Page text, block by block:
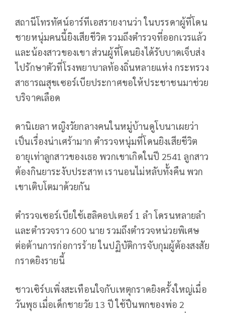
สถานีโทรทัศน์อาร์ทีเอสรายงานว่า ในบรรดาผู้ที่โดน
ชายหนุ่มคนนี้ยิงเสียชีวิต รวมถึงตำรวจที่ออกเวรแล้ว
และน้องสาวของเขา ส่วนผู้ที่โดนยิงได้รับบาดเจ็บส่ง
ไปรักษาตัวที่โรงพยาบาลท้องถิ่นหลายแห่ง กระทรวง
สาธารณสุขเซอร์เบียประกาศขอให้ประชาชนมาช่วย
บริจาคเลือด
ดานิเยลา หญิงวัยกลางคนในหมู่บ้านดูโบนาเผยว่า
เป็นเรื่องน่าเศร้ามาก ตำรวจหนุ่มที่โดนยิงเสียชีวิต
อายุเท่าลูกสาวของเธอ พวกเขาเกิดในปี 2541 ลูกสาว
ต้องกินยาระงับประสาท เรานอนไม่หลับทั้งคืน พวก
เขาเติบโตมาด้วยกัน
ตำรวจเซอร์เบียใช้เฮลิคอปเตอร์ 1 ลำ โดรนหลายลำ
และตำรวจราว 600 นาย รวมถึงตำรวจหน่วยพิเศษ
ต่อต้านการก่อการร้าย ในปฏิบัติการจับกุมผู้ต้องสงสัย
กราดยิงรายนี้
ชาวเซิร์บเพิ่งสะเทือนใจกับเหตุกราดยิงครั้งใหญ่เมื่อ
วันพุธ เมื่อเด็กชายวัย 13 ปี ใช้ปืนพกของพ่อ 2